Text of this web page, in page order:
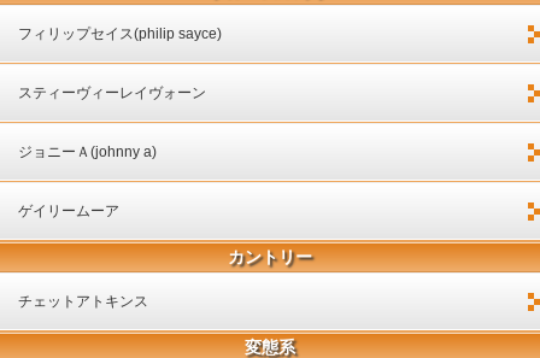
フィリップセイス(philip sayce)
スティーヴィーレイヴォーン
ジョニーＡ(johnny a)
ゲイリームーア
カントリー
チェットアトキンス
変態系